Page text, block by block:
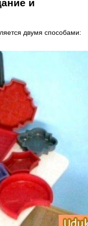
и
двумя способами: